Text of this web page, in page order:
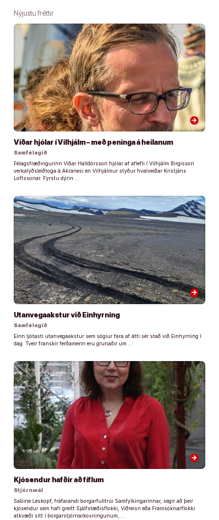
Nýjustu fréttir
arrow_forward
Viðar hjólar í Vilhjálm – með peninga á heilanum
Samfélagið
Félagsfræðingurinn Viðar Halldórsson hjólar af aflefli í Vilhjálm Birgisson
verkalýðsleiðtoga á Akranesi en Vilhjálmur styður hvalveiðar Kristjáns
Loftssonar. Fyrstu dýrin …
arrow_forward
Utanvegaakstur við Einhyrning
Samfélagið
Einn ljótasti utanvegaakstur sem sögiur fara af átti sér stað við Einhyrning í
dag. Tveir franskir ferðamenn eru grunaðir um …
arrow_forward
Kjósendur hafðir að fíflum
Stjórnmál
Sabine Leskopf, fráfarandi borgarfulltrúi Samfylkingarinnar, segir að þeir
kjósendur sem hafi greitt Sjálfstæðisflokki, Viðreisn eða Framsóknarflokki
atkvæði sitt í borgarstjórnarkosningunum, …